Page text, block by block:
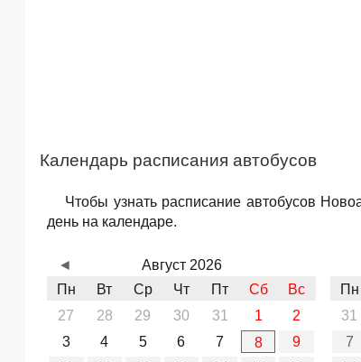
Календарь расписания автобусов
Чтобы узнать расписание автобусов
день на календаре.
Август 2026
Пн
Вт Ср Чт Пт Сб
Вс
27
28 29 30 31 1
2
3
4 5 6 7 8
9
Пн
31
7
◄